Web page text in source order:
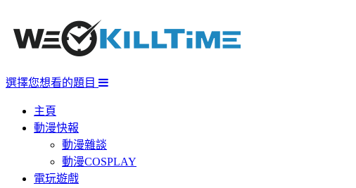
選擇您想看的題目
主頁
動漫快報
動漫雜談
動漫COSPLAY
電玩遊戲